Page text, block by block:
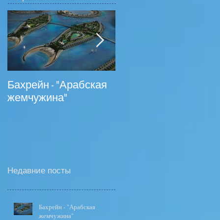
Бахрейн - "Арабская
жемчужина"
Недавние посты
Бахрейн - "Арабская
жемчужина"